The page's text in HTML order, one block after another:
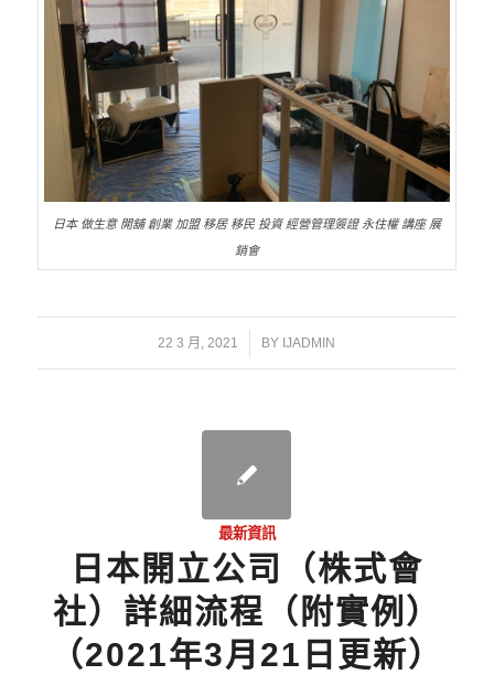
日本 做生意 開舖 創業 加盟 移居 移民 投資 經營管理簽證 永住權 講座 展
銷會
22 3 月, 2021
/ BY IJADMIN
最新資訊
日本開立公司（株式會
社）詳細流程（附實例）
（2021年3月21日更新）